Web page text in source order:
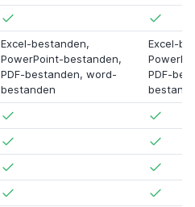
Excel-bestanden,
PowerPoint-bestanden,
PDF-bestanden, word-
bestanden
Excel-
PDF-